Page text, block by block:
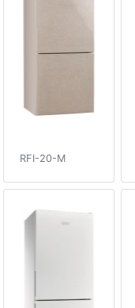
RFI-20-M